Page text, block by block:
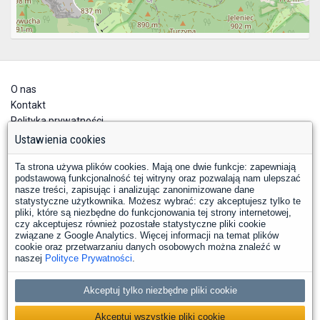
O nas
Kontakt
Polityka prywatności
Deklaracja dostępności
FacebookLinkedIn
X InstagramYouTube
Copyright © 2026 PKP Polskie Linie Kolejowe S.A.
Nasze strony i projekty
Ustawienia cookies
Ta strona używa plików cookies. Mają one dwie funkcje: zapewniają
podstawową funkcjonalność tej witryny oraz pozwalają nam ulepszać
nasze treści, zapisując i analizując zanonimizowane dane
statystyczne użytkownika. Możesz wybrać: czy akceptujesz tylko te
pliki, które są niezbędne do funkcjonowania tej strony internetowej,
czy akceptujesz również pozostałe statystyczne pliki cookie
związane z Google Analytics. Więcej informacji na temat plików
cookie oraz przetwarzaniu danych osobowych można znaleźć w
naszej Polityce Prywatności.
Akceptuj tylko niezbędne pliki cookie
Akceptuj wszystkie pliki cookie